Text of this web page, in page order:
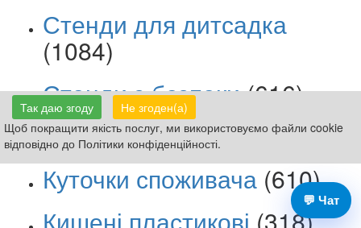
Так даю згоду
Не згоден(а)
Щоб покращити якість послуг, ми використовуємо файли cookie
відповідно до Політики конфіденційності.
Стенди для дитсадка
(1084)
Стенди з безпеки(616)
Інфо-стенди (661)
Куточки споживача (610)
💬 Чат